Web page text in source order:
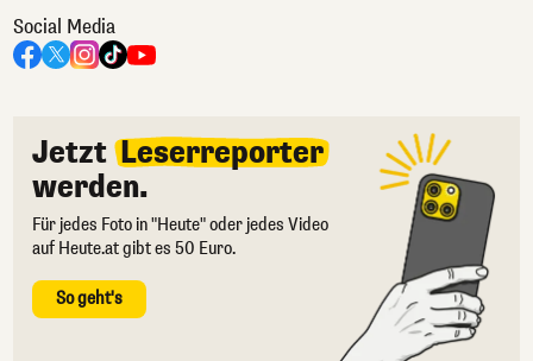
Social Media
Jetzt Leserreporter
werden.
Für jedes Foto in "Heute" oder jedes Video
auf Heute.at gibt es 50 Euro.
So geht's